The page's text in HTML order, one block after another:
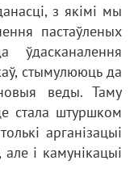
з якімі мы
пастаўленых
ўдасканалення
стымулююць да
веды. Таму
стала штуршком
арганізацыі
і камунікацыі